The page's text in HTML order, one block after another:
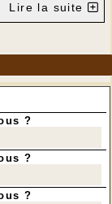
Lire la suite
?
?
?